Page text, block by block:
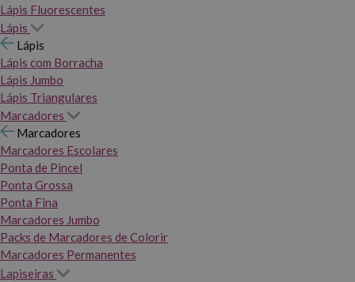
Lápis Fluorescentes
Lápis
Lápis
Lápis com Borracha
Lápis Jumbo
Lápis Triangulares
Marcadores
Marcadores
Marcadores Escolares
Ponta de Pincel
Ponta Grossa
Ponta Fina
Marcadores Jumbo
Packs de Marcadores de Colorir
Marcadores Permanentes
Lapiseiras